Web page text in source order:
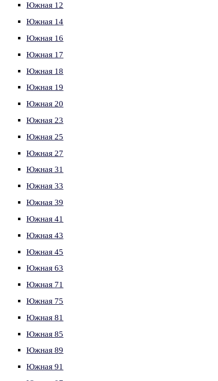
Южная 12
Южная 14
Южная 16
Южная 17
Южная 18
Южная 19
Южная 20
Южная 23
Южная 25
Южная 27
Южная 31
Южная 33
Южная 39
Южная 41
Южная 43
Южная 45
Южная 63
Южная 71
Южная 75
Южная 81
Южная 85
Южная 89
Южная 91